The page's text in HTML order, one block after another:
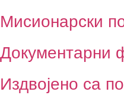
Мисионарски
Документарни
Издвојено са